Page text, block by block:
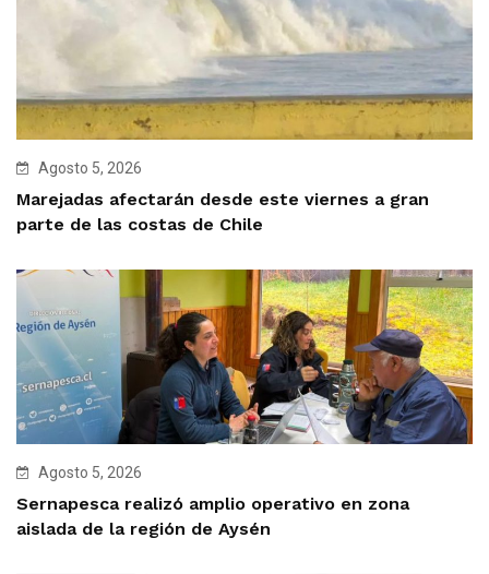
Agosto 5, 2026
Marejadas afectarán desde este viernes a gran
parte de las costas de Chile
Agosto 5, 2026
Sernapesca realizó amplio operativo en zona
aislada de la región de Aysén